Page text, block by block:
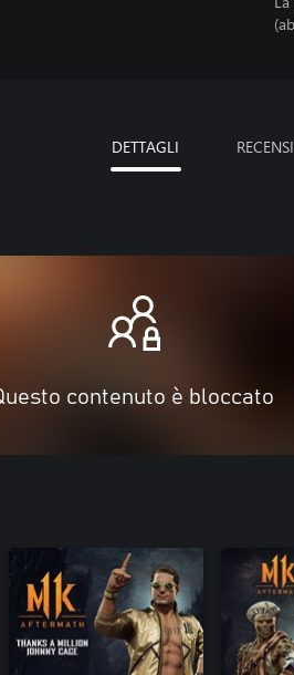
DETTAGLI
contenuto è bloccato